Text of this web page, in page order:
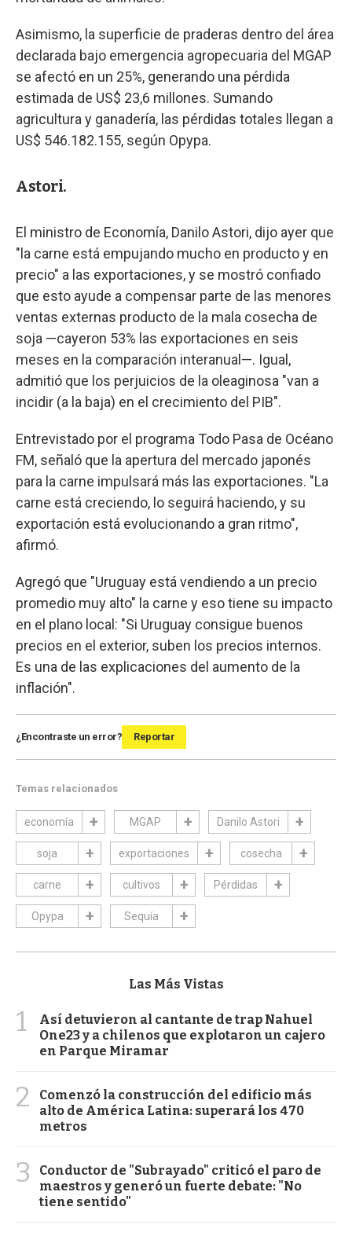
Asimismo, la superficie de praderas dentro del área
declarada bajo emergencia agropecuaria del MGAP
se afectó en un 25%, generando una pérdida
estimada de US$ 23,6 millones. Sumando
agricultura y ganadería, las pérdidas totales llegan a
US$ 546.182.155, según Opypa.
Astori.
El ministro de Economía, Danilo Astori, dijo ayer que
"la carne está empujando mucho en producto y en
precio" a las exportaciones, y se mostró confiado
que esto ayude a compensar parte de las menores
ventas externas producto de la mala cosecha de
soja —cayeron 53% las exportaciones en seis
meses en la comparación interanual—. Igual,
admitió que los perjuicios de la oleaginosa "van a
incidir (a la baja) en el crecimiento del PIB".
Entrevistado por el programa Todo Pasa de Océano
FM, señaló que la apertura del mercado japonés
para la carne impulsará más las exportaciones. "La
carne está creciendo, lo seguirá haciendo, y su
exportación está evolucionando a gran ritmo",
afirmó.
Agregó que "Uruguay está vendiendo a un precio
promedio muy alto" la carne y eso tiene su impacto
en el plano local: "Si Uruguay consigue buenos
precios en el exterior, suben los precios internos.
Es una de las explicaciones del aumento de la
inflación".
¿Encontraste un error? Reportar
Temas relacionados
economía MGAP Danilo Astori
soja exportaciones cosecha
carne cultivos Pérdidas
Opypa Sequía
Las Más Vistas
1
Así detuvieron al cantante de trap Nahuel
One23 y a chilenos que explotaron un cajero
en Parque Miramar
2
Comenzó la construcción del edificio más
alto de América Latina: superará los 470
metros
3
Conductor de "Subrayado" criticó el paro de
maestros y generó un fuerte debate: "No
tiene sentido"